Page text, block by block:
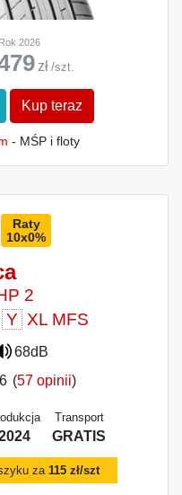
Rok 2026
zł /szt.
Kup teraz
- MŚP i floty
Raty
10x0%
2
Y XL MFS
68dB
(57 opinii)
Transport
GRATIS
za 115 zł/szt